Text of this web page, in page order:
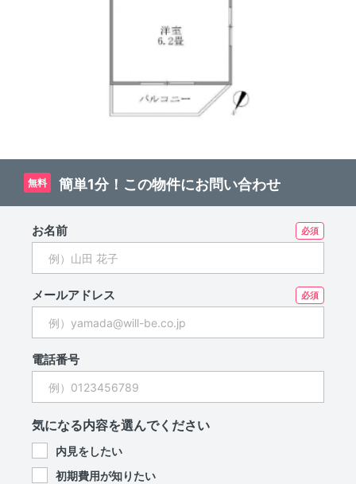
無料 簡単1分！この物件にお問い合わせ
お名前
メールアドレス
電話番号
気になる内容を選んでください
内見をしたい
初期費用が知りたい